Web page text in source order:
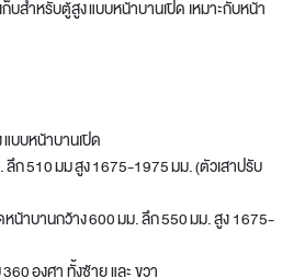
สำหรับตู้สูง แบบหน้าบานเปิด เหมาะกับหน้า
บบหน้าบานเปิด
ก 510 มม สูง 1675-1975 มม. (ตัวเสาปรับ
น้าบานกว้าง 600 มม. ลึก 550 มม. สูง 1675-
องศา ทั้งซ้าย และ ขวา